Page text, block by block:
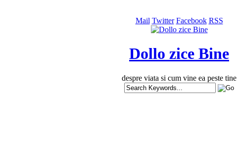
Mail Twitter Facebook RSS
Dollo zice Bine
despre viata si cum vine ea peste tine